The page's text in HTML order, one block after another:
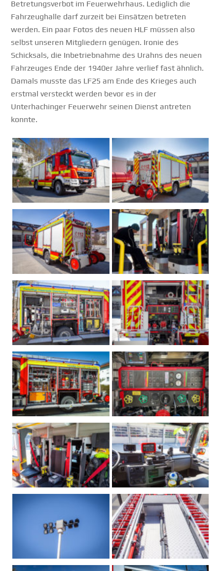
Betretungsverbot im Feuerwehrhaus. Lediglich die
Fahrzeughalle darf zurzeit bei Einsätzen betreten
werden. Ein paar Fotos des neuen HLF müssen also
selbst unseren Mitgliedern genügen. Ironie des
Schicksals, die Inbetriebnahme des Urahns des neuen
Fahrzeuges Ende der 1940er Jahre verlief fast ähnlich.
Damals musste das LF25 am Ende des Krieges auch
erstmal versteckt werden bevor es in der
Unterhachinger Feuerwehr seinen Dienst antreten
konnte.